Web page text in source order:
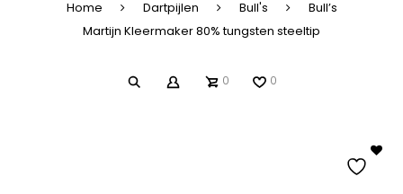
Home Dartpijlen Bull's
Bull’s
Martijn Kleermaker 80% tungsten steeltip
0 0